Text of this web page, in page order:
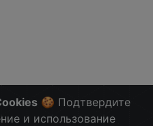
🍪 Подтвердите
и использование